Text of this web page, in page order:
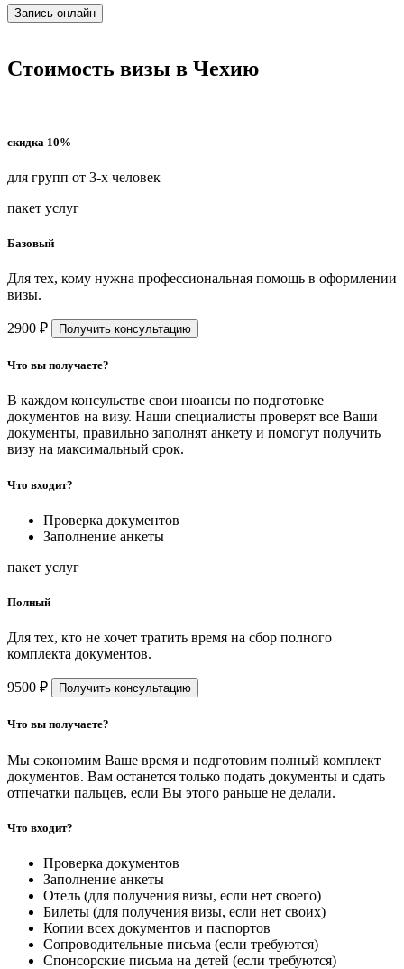
Запись онлайн
Стоимость визы в Чехию
скидка 10%
для групп от 3-х человек
пакет услуг
Базовый
Для тех, кому нужна профессиональная помощь в оформлении
визы.
2900 ₽ Получить консультацию
Что вы получаете?
В каждом консульстве свои нюансы по подготовке
документов на визу. Наши специалисты проверят все Ваши
документы, правильно заполнят анкету и помогут получить
визу на максимальный срок.
Что входит?
Проверка документов
Заполнение анкеты
пакет услуг
Полный
Для тех, кто не хочет тратить время на сбор полного
комплекта документов.
9500 ₽ Получить консультацию
Что вы получаете?
Мы сэкономим Ваше время и подготовим полный комплект
документов. Вам останется только подать документы и сдать
отпечатки пальцев, если Вы этого раньше не делали.
Что входит?
Проверка документов
Заполнение анкеты
Отель (для получения визы, если нет своего)
Билеты (для получения визы, если нет своих)
Копии всех документов и паспортов
Сопроводительные письма (если требуются)
Спонсорские письма на детей (если требуются)